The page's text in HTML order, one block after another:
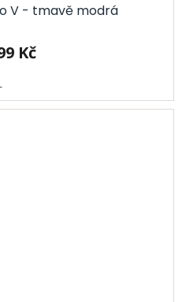
V - tmavě modrá
Kč